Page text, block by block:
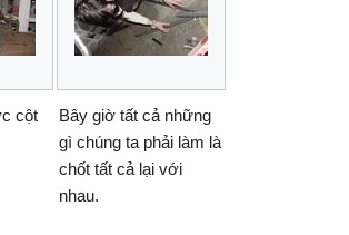
cột
Bây giờ tất cả những
gì chúng ta phải làm là
chốt tất cả lại với
nhau.